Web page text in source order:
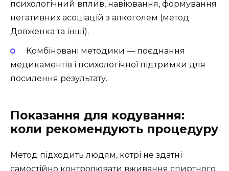
психологічний вплив, навіювання, формування
негативних асоціацій з алкоголем (метод
Довженка та інші).
Комбіновані методики — поєднання
медикаментів і психологічної підтримки для
посилення результату.
Показання для кодування:
коли рекомендують процедуру
Метод підходить людям, котрі не здатні
самостійно контролювати вживання спиртного